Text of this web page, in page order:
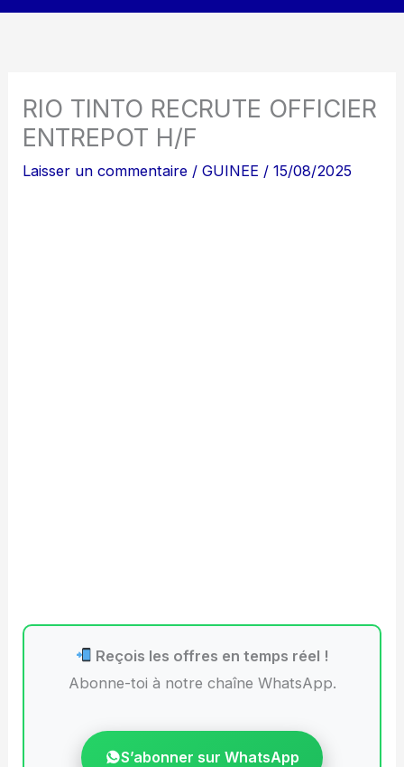
RIO TINTO RECRUTE OFFICIER
ENTREPOT H/F
Laisser un commentaire /GUINEE /15/08/2025
Reçois les offres en temps réel !
Abonne-toi à notre chaîne WhatsApp.
S’abonner sur WhatsApp